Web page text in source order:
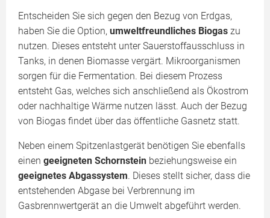
Entscheiden Sie sich gegen den Bezug von Erdgas,
haben Sie die Option, umweltfreundliches Biogas zu
nutzen. Dieses entsteht unter Sauerstoffausschluss in
Tanks, in denen Biomasse vergärt. Mikroorganismen
sorgen für die Fermentation. Bei diesem Prozess
entsteht Gas, welches sich anschließend als Ökostrom
oder nachhaltige Wärme nutzen lässt. Auch der Bezug
von Biogas findet über das öffentliche Gasnetz statt.
Neben einem Spitzenlastgerät benötigen Sie ebenfalls
einen geeigneten Schornstein beziehungsweise ein
geeignetes Abgassystem. Dieses stellt sicher, dass die
entstehenden Abgase bei Verbrennung im
Gasbrennwertgerät an die Umwelt abgeführt werden.